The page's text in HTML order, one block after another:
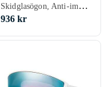
Skidglasögon, Anti-imsystem, Dubbla linser, UV-skydd, Hjälmkompatibel, Vuxen
936 kr